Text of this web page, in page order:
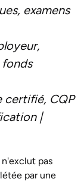
examens
fonds
CQP
|
pas
par une